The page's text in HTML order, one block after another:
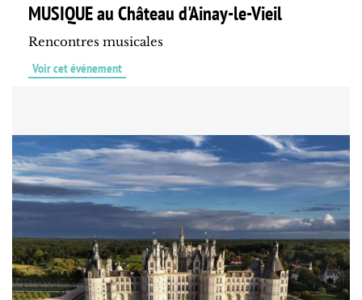
MUSIQUE au Château d'Ainay-le-Vieil
Rencontres musicales
Voir cet événement